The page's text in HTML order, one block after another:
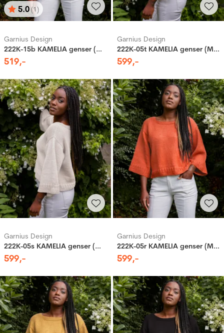
Karakter:
5.0(1)
av 5 mulige
Garnius Design
222K-15b KAMELIA genser (Woolevo)
519,-
Garnius Design
222K-05t KAMELIA genser (Merinor)
599,-
Garnius Design
222K-05s KAMELIA genser (Merinor)
599,-
Garnius Design
222K-05r KAMELIA genser (Merinor)
599,-